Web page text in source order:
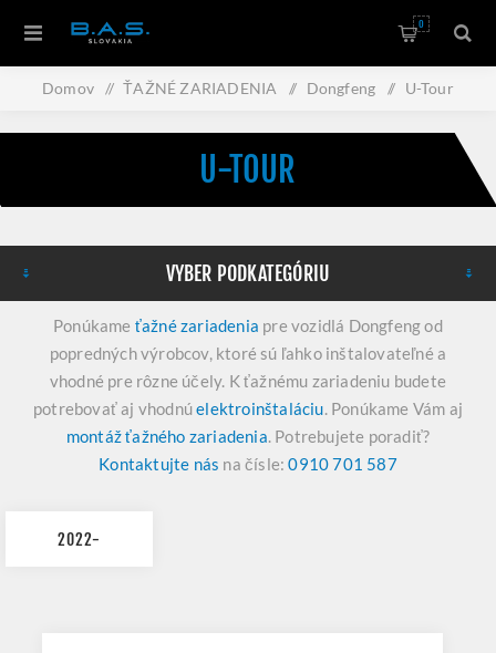
0
Domov / ŤAŽNÉ ZARIADENIA / Dongfeng / U-Tour
U-TOUR
VYBER PODKATEGÓRIU
Ponúkame ťažné zariadenia pre vozidlá Dongfeng od
popredných výrobcov, ktoré sú ľahko inštalovateľné a
vhodné pre rôzne účely. K ťažnému zariadeniu budete
potrebovať aj vhodnúelektroinštaláciu. Ponúkame Vám aj
montáž ťažného zariadenia. Potrebujete poradiť?
Kontaktujte nás na čísle:0910 701 587
2022-